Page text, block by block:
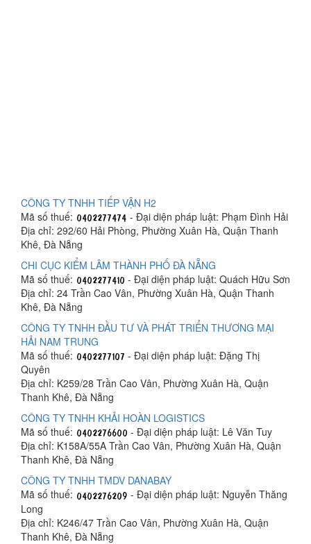
CÔNG TY TNHH TIẾP VẬN H2
Mã số thuế:
- Đại diện pháp luật: Phạm Đình Hải
Địa chỉ: 292/60 Hải Phòng, Phường Xuân Hà, Quận Thanh
Khê, Đà Nẵng
CHI CỤC KIỂM LÂM THÀNH PHỐ ĐÀ NẴNG
Mã số thuế:
- Đại diện pháp luật: Quách Hữu Sơn
Địa chỉ: 24 Trần Cao Vân, Phường Xuân Hà, Quận Thanh
Khê, Đà Nẵng
CÔNG TY TNHH ĐẦU TƯ VÀ PHÁT TRIỂN THƯƠNG MẠI
HẢI NAM TRUNG
Mã số thuế:
- Đại diện pháp luật: Đặng Thị
Quyên
Địa chỉ: K259/28 Trần Cao Vân, Phường Xuân Hà, Quận
Thanh Khê, Đà Nẵng
CÔNG TY TNHH KHẢI HOÀN LOGISTICS
Mã số thuế:
- Đại diện pháp luật: Lê Văn Tuy
Địa chỉ: K158A/55A Trần Cao Vân, Phường Xuân Hà, Quận
Thanh Khê, Đà Nẵng
CÔNG TY TNHH TMDV DANABAY
Mã số thuế:
- Đại diện pháp luật: Nguyễn Thăng
Long
Địa chỉ: K246/47 Trần Cao Vân, Phường Xuân Hà, Quận
Thanh Khê, Đà Nẵng